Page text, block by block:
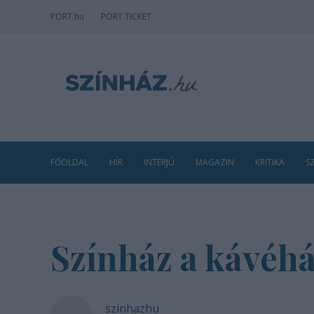
PORT.hu PORT TICKET
FŐOLDAL HÍR INTERJÚ MAGAZIN KRITIKA
Színház a
szinhazhu